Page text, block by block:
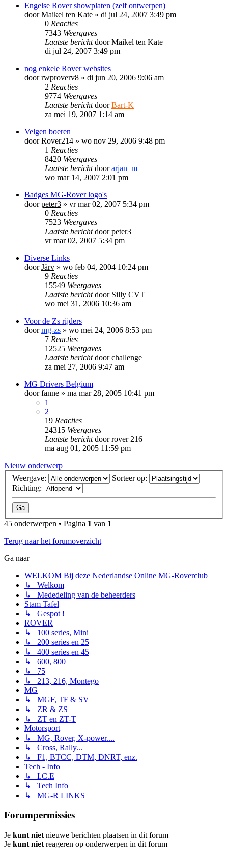
Engelse Rover showplaten (zelf ontwerpen)
doorMaikel ten Kate » di jul 24, 2007 3:49 pm
0 Reacties
7343 Weergaves
Laatste berichtdoorMaikel ten Kate
di jul 24, 2007 3:49 pm
nog enkele Rover websites
doorrwproverv8 » di jun 20, 2006 9:06 am
2 Reacties
9774 Weergaves
Laatste berichtdoorBart-K
za mei 19, 2007 1:14 am
Velgen boeren
doorRover214 » wo nov 29, 2006 9:48 pm
1 Reacties
8420 Weergaves
Laatste berichtdoorarjan_m
wo mar 14, 2007 2:01 pm
Badges MG-Rover logo's
doorpeter3 » vr mar 02, 2007 5:34 pm
0 Reacties
7523 Weergaves
Laatste berichtdoorpeter3
vr mar 02, 2007 5:34 pm
Diverse Links
doorJärv » wo feb 04, 2004 10:24 pm
9 Reacties
15549 Weergaves
Laatste berichtdoor Silly CVT
wo mei 31, 2006 10:36 am
Voor de Zs rijders
doormg-zs » wo mei 24, 2006 8:53 pm
7 Reacties
12525 Weergaves
Laatste berichtdoorchallenge
za mei 27, 2006 9:47 am
MG Drivers Belgium
doorfanne » ma mar 28, 2005 10:41 pm
1
2
19 Reacties
24315 Weergaves
Laatste berichtdoorrover 216
ma aug 01, 2005 11:59 pm
Nieuw onderwerp
Weergave:
Sorteer op:
Richting:
45 onderwerpen • Pagina 1 van 1
Terug naar het forumoverzicht
Ga naar
WELKOM Bij deze Nederlandse Online MG-Roverclub
↳ Welkom
↳ Mededeling van de beheerders
Stam Tafel
↳ Gespot !
ROVER
↳ 100 series, Mini
↳ 200 series en 25
↳ 400 series en 45
↳ 600, 800
↳ 75
↳ 213, 216, Montego
MG
↳ MGF, TF & SV
↳ ZR & ZS
↳ ZT en ZT-T
Motorsport
↳ MG, Rover, X-power....
↳ Cross, Rally...
↳ F1, BTCC, DTM, DNRT, enz.
Tech - Info
↳ I.C.E
↳ Tech Info
↳ MG-R LINKS
Forumpermissies
Je kunt niet nieuwe berichten plaatsen in dit forum
Je kunt niet reageren op onderwerpen in dit forum